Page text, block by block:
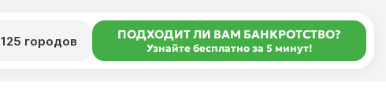
125 городов ПОДХОДИТ ЛИ ВАМ БАНКРОТСТВО?
Узнайте бесплатно за 5 минут!